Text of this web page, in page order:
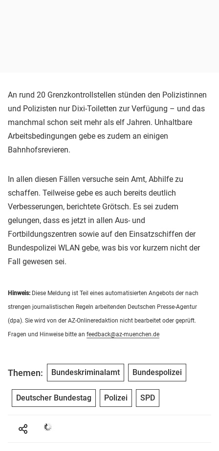
An rund 20 Grenzkontrollstellen stünden den Polizistinnen
und Polizisten nur Dixi-Toiletten zur Verfügung – und das
manchmal schon seit mehr als elf Jahren. Unhaltbare
Arbeitsbedingungen gebe es zudem an einigen
Bahnhofsrevieren.
In allen diesen Fällen versuche sein Amt, Abhilfe zu
schaffen. Teilweise gebe es auch bereits deutlich
Verbesserungen, berichtete Grötsch. Es sei zudem
gelungen, dass es jetzt in allen Aus- und
Fortbildungszentren sowie auf den Einsatzschiffen der
Bundespolizei WLAN gebe, was bis vor kurzem nicht der
Fall gewesen sei.
Hinweis: Diese Meldung ist Teil eines automatisierten Angebots der nach
strengen journalistischen Regeln arbeitenden Deutschen Presse-Agentur
(dpa). Sie wird von der AZ-Onlineredaktion nicht bearbeitet oder geprüft.
Fragen und Hinweise bitte an feedback@az-muenchen.de
Themen: Bundeskriminalamt Bundespolizei
Deutscher Bundestag Polizei SPD